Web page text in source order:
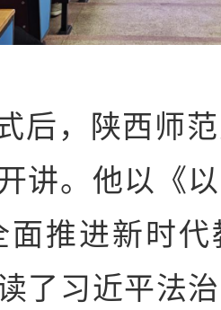
后，陕西师
讲。他以《
面推进新时
了习近平法